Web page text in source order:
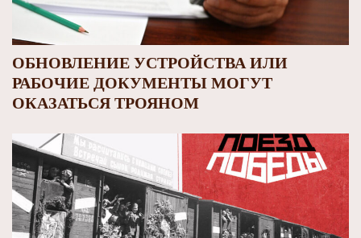
ОБНОВЛЕНИЕ УСТРОЙСТВА ИЛИ
РАБОЧИЕ ДОКУМЕНТЫ МОГУТ
ОКАЗАТЬСЯ ТРОЯНОМ